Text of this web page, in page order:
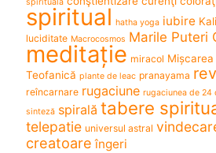
spirituala
spiritual hatha yoga iubire Kali
luciditate Macrocosmos Marile Puteri
meditație miracol
Teofanică plante de leac pranayama
reîncarnare rugaciune rugaciunea de 24
sinteză spirală tabere
telepatie universul astral
creatoare îngeri